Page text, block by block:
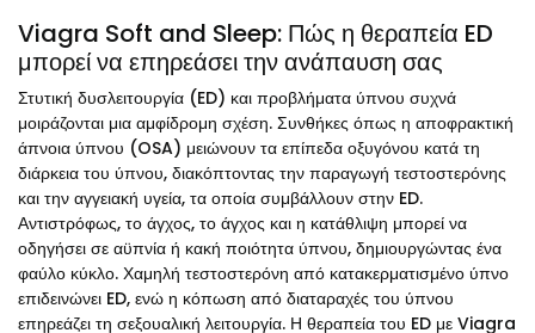
Viagra Soft and Sleep: Πώς η θεραπεία ED
μπορεί να επηρεάσει την ανάπαυση σας
Στυτική δυσλειτουργία (ED) και προβλήματα ύπνου συχνά
μοιράζονται μια αμφίδρομη σχέση. Συνθήκες όπως η αποφρακτική
άπνοια ύπνου (OSA) μειώνουν τα επίπεδα οξυγόνου κατά τη
διάρκεια του ύπνου, διακόπτοντας την παραγωγή τεστοστερόνης
και την αγγειακή υγεία, τα οποία συμβάλλουν στην ED.
Αντιστρόφως, το άγχος, το άγχος και η κατάθλιψη μπορεί να
οδηγήσει σε αϋπνία ή κακή ποιότητα ύπνου, δημιουργώντας ένα
φαύλο κύκλο. Χαμηλή τεστοστερόνη από κατακερματισμένο ύπνο
επιδεινώνει ED, ενώ η κόπωση από διαταραχές του ύπνου
επηρεάζει τη σεξουαλική λειτουργία. Η θεραπεία του ED με Viagra